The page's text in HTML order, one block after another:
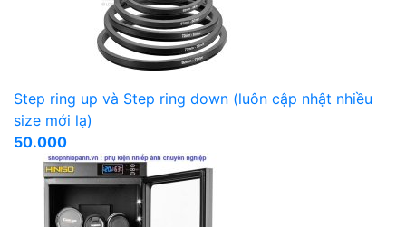
Step ring up và Step ring down (luôn cập nhật nhiều
size mới lạ)
50.000